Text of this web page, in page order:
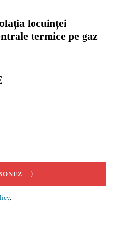
locuinței
termice pe gaz
.